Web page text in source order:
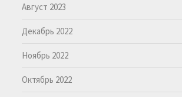
Август 2023
Декабрь 2022
Ноябрь 2022
Октябрь 2022